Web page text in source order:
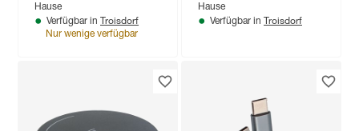
Hause
Verfügbar in Troisdorf
Nur wenige verfügbar
Hause
Verfügbar in Troisdorf